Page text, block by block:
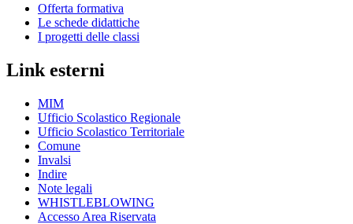
Offerta formativa
Le schede didattiche
I progetti delle classi
Link esterni
MIM
Ufficio Scolastico Regionale
Ufficio Scolastico Territoriale
Comune
Invalsi
Indire
Note legali
WHISTLEBLOWING
Accesso Area Riservata